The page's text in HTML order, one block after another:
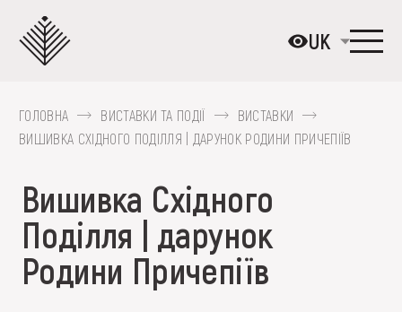
основного
вмісту
UK
ПРО МУЗЕЙ
ВИСТАВКИ ТА ПОДІЇ
МЕДІА
ВІДВІДАТИ
ГОЛОВНА ВИСТАВКИ ТА ПОДІЇ
ВИСТАВКИ
ВИШИВКА СХІДНОГО ПОДІЛЛЯ | ДАРУНОК РОДИНИ ПРИЧЕПІЇВ
Вишивка Східного
Поділля | дарунок
Родини Причепіїв